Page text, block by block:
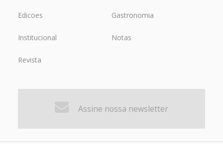
Edicoes Gastronomia
Institucional Notas
Revista
Assine nossa newsletter